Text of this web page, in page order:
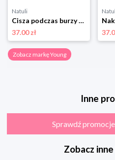
Natuli
Cisza podczas burzy Young
37.00 zł
Zobacz markę Young
Inne
Sprawdź
Zobacz